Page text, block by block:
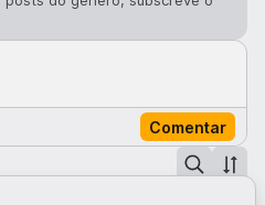
Comentar